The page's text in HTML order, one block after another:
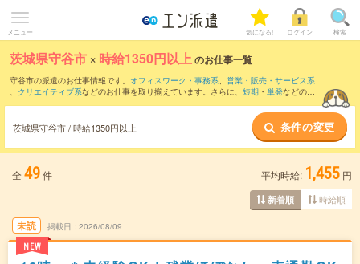
メニュー 気になる! ログイン 検索
茨城県守谷市 × 時給1350円以上のお仕事一覧
守谷市の派遣のお仕事情報です。 オフィスワーク・事務系、 営業・販売・サービス系
、 クリエイティブ系などのお仕事を取り揃えています。さらに、 短期 ・ 単発などの期
茨城県守谷市 / 時給1350円以上 条件の変更
全 49件 平均時給: 1,455 円
新着順 時給順
未読
NEW
掲載日 2026/08/09